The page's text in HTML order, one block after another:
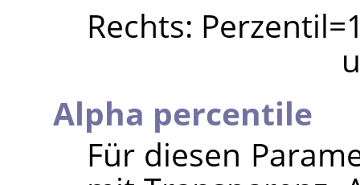
Rechts:
Alpha percentile
Für diesen